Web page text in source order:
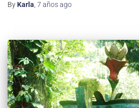
By Karla, 7 añosago